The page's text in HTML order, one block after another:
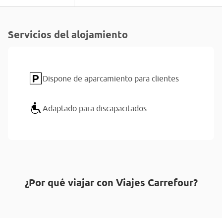
Servicios del alojamiento
Dispone de aparcamiento para clientes
Adaptado para discapacitados
¿Por qué viajar con Viajes Carrefour?